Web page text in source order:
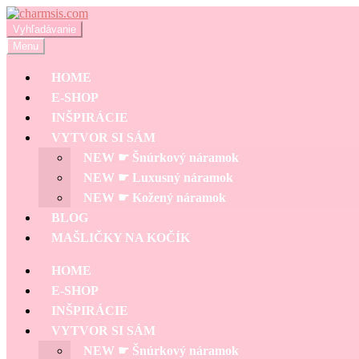
Preskočiť
na
navigáciu
Preskočiť
na
obsah
Hľadať:
Vyhľadávanie
Menu
HOME
E-SHOP
INŠPIRÁCIE
VYTVOR SI SÁM
NEW ☛ Šnúrkový náramok
NEW ☛ Luxusný náramok
NEW ☛ Kožený náramok
BLOG
MAŠLIČKY NA KOČÍK
HOME
E-SHOP
INŠPIRÁCIE
VYTVOR SI SÁM
NEW ☛ Šnúrkový náramok